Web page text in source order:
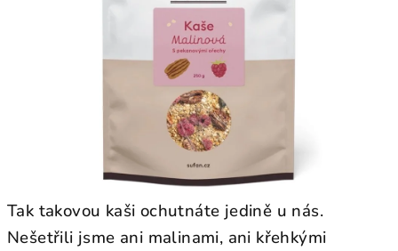
Tak takovou kaši ochutnáte jedině u nás.
Nešetřili jsme ani malinami, ani křehkými